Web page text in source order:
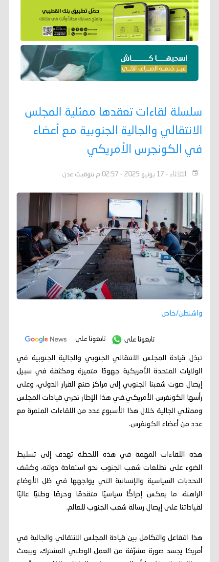
سلسلة لقاءات تعقدها ممثلية المجلس
الانتقالي والجالية الجنوبية مع أعضاء
في الكونجرس الأمريكي
الثلاثاء - 17 يونيو 2025 - 02:57 م بتوقيت عدن
واشنطن/خاص
تابعونا على تابعونا على
تبذل قيادة المجلس الانتقالي الجنوبي والجالية الجنوبية في
الولايات المتحدة الأمريكية جهودًا متميزة ومكثفة في سبيل
إيصال صوت شعبنا الجنوبي إلى مراكز صنع القرار الدولي، وعلى
رأسها الكونغرس الأمريكي.في هذا الإطار تجري قيادات المجلس
وممثلي الجالية خلال هذا الأسبوع عدد من اللقاءات المثمرة مع
عدد من أعضاء الكونغرس.
هذه اللقاءات المهمة في هذه اللحظة تهدف إلى تسليط
الضوء على تطلعات شعب الجنوب نحو استعادة دولته، وكشف
التحديات السياسية والإنسانية التي يواجهها في ظل الأوضاع
الراهنة، ما يعكس إدراكًا سياسيًا متقدمًا وحرصًا وطنيًا عاليًا
لقياداتنا على إيصال رسالة شعب الجنوب للعالم.
هذا التفاعل والتكامل بين قيادة المجلس الانتقالي والجالية في
أمريكا يجسد صورة مشرّفة من العمل الوطني المشترك، ويبعث